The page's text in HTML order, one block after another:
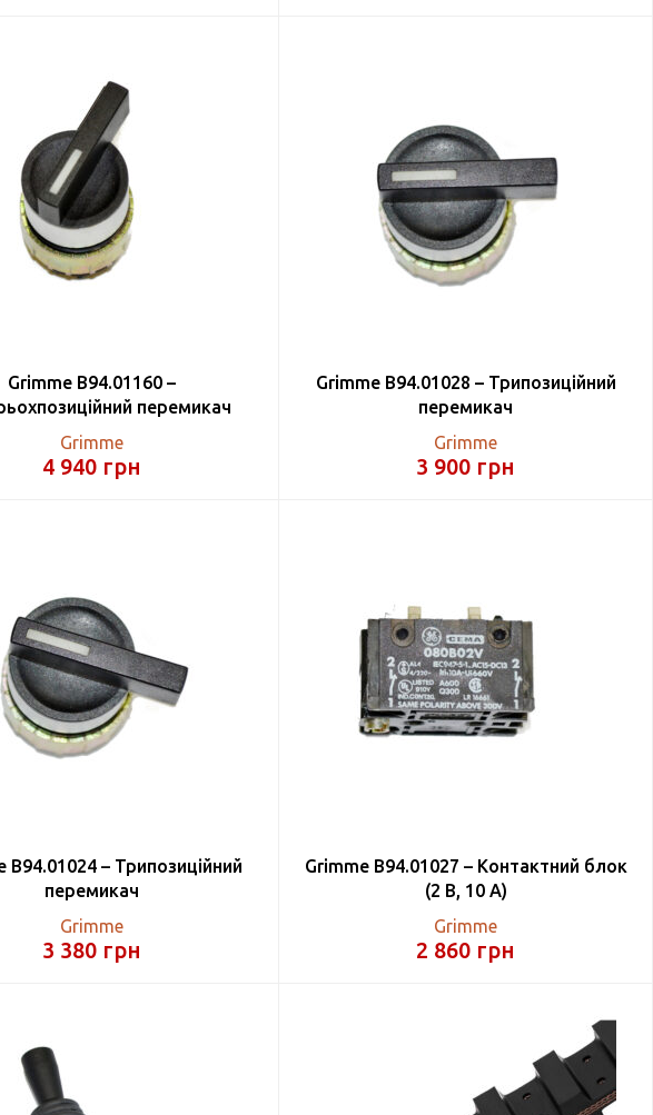
Grimme B94.01160 –
перемикач
Grimme
4 940 грн
Grimme B94.01028 – Трипозиційний
перемикач
Grimme
3 900 грн
B94.01024 – Трипозиційний
перемикач
Grimme
3 380 грн
Grimme B94.01027 – Контактний блок
(2 В, 10 А)
Grimme
2 860 грн